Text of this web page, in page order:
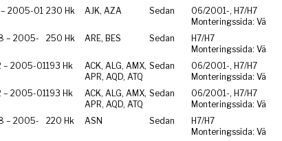
2005-01 230 Hk AJK, AZA Sedan
06/2001-, H7/H7
Monteringssida: Vä
– 2005-
250 Hk ARE, BES Sedan
H7/H7
Monteringssida: Vä
– 2005-01 193 Hk
ACK, ALG, AMX,
APR, AQD, ATQ
Sedan
06/2001-, H7/H7
Monteringssida: Vä
– 2005-01 193 Hk
ACK, ALG, AMX,
APR, AQD, ATQ
Sedan
06/2001-, H7/H7
Monteringssida: Vä
– 2005-
220 Hk ASN Sedan
H7/H7
Monteringssida: Vä